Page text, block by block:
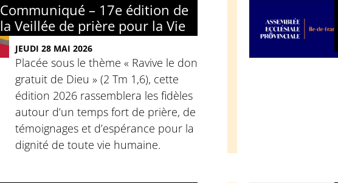
Communiqué – 17e édition de
la Veillée de prière pour la Vie
JEUDI 28 MAI 2026
Placée sous le thème « Ravive le don
gratuit de Dieu » (2 Tm 1,6), cette
édition 2026 rassemblera les fidèles
autour d’un temps fort de prière, de
témoignages et d’espérance pour la
dignité de toute vie humaine.